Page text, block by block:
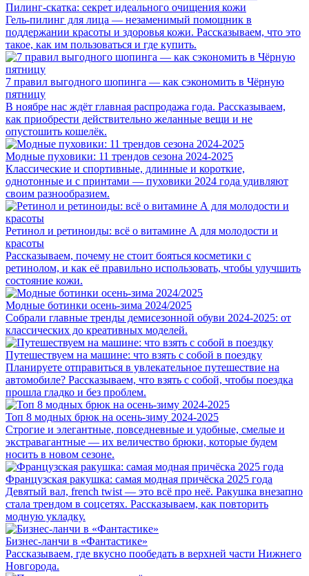
Пилинг-скатка: секрет идеального очищения кожи
Гель-пилинг для лица — незаменимый помощник в
поддержании красоты и здоровья кожи. Рассказываем, что это
такое, как им пользоваться и где купить.
7 правил выгодного шопинга — как сэкономить в Чёрную
пятницу
В ноябре нас ждёт главная распродажа года. Рассказываем,
как приобрести действительно желанные вещи и не
опустошить кошелёк.
Модные пуховики: 11 трендов сезона 2024-2025
Классические и спортивные, длинные и короткие,
однотонные и с принтами — пуховики 2024 года удивляют
своим разнообразием.
Ретинол и ретиноиды: всё о витамине А для молодости и
красоты
Рассказываем, почему не стоит бояться косметики с
ретинолом, и как её правильно использовать, чтобы улучшить
состояние кожи.
Модные ботинки осень-зима 2024/2025
Cобрали главные тренды демисезонной обуви 2024-2025: от
классических до креативных моделей.
Путешествуем на машине: что взять с собой в поездку
Планируете отправиться в увлекательное путешествие на
автомобиле? Рассказываем, что взять с собой, чтобы поездка
прошла гладко и без проблем.
Топ 8 модных брюк на осень-зиму 2024-2025
Строгие и элегантные, повседневные и удобные, смелые и
экстравагантные — их величество брюки, которые будем
носить в новом сезоне.
Французская ракушка: самая модная причёска 2025 года
Девятый вал, french twist — это всё про неё. Ракушка внезапно
стала трендом в соцсетях. Рассказываем, как повторить
модную укладку.
Бизнес-ланчи в «Фантастике»
Рассказываем, где вкусно пообедать в верхней части Нижнего
Новгорода.